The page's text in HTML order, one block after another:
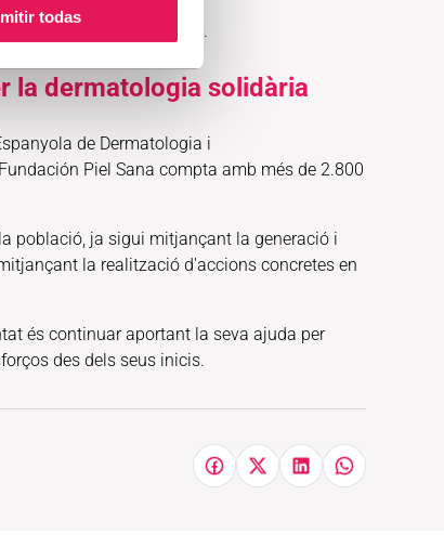
todas
de la població de la zona.
la dermatologia solidària
de Dermatologia i
Piel Sana compta amb més de 2.800
població, ja sigui mitjançant la generació i
la realització d'accions concretes en
és continuar aportant la seva ajuda per
des dels seus inicis.